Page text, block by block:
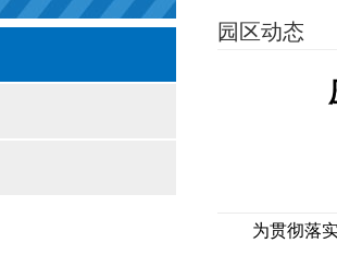
园区动态
为贯彻落